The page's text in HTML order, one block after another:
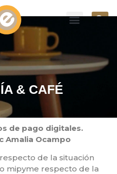
& CAFÉ
de pago digitales.
Amalia Ocampo
de la situación
mipyme respecto de la